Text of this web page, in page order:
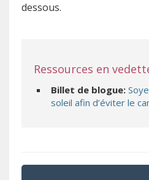
dessous.
Ressources en
Billet de blogue:
soleil afin d’éviter le